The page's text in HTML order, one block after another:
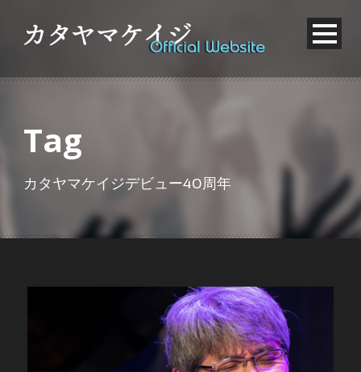
Tag
カタヤマケイジデビュー40周年